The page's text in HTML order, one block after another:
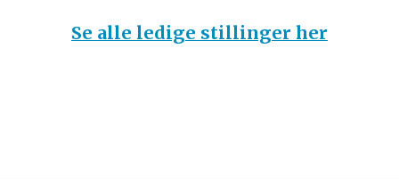
Se alle ledige stillinger her